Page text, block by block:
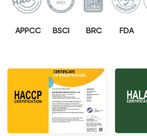
APPCC BSCI BRC FDA